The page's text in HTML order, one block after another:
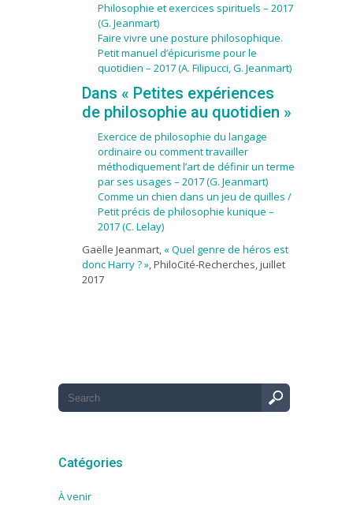
Philosophie et exercices spirituels – 2017
(G. Jeanmart)
Faire vivre une posture philosophique.
Petit manuel d’épicurisme pour le
quotidien – 2017 (A. Filipucci, G. Jeanmart)
Dans « Petites expériences
de philosophie au quotidien »
Exercice de philosophie du langage
ordinaire ou comment travailler
méthodiquement l’art de définir un terme
par ses usages – 2017 (G. Jeanmart)
Comme un chien dans un jeu de quilles /
Petit précis de philosophie kunique –
2017 (C. Lelay)
Gaëlle Jeanmart, « Quel genre de héros est
donc Harry ? », PhiloCité-Recherches, juillet
2017
Catégories
À venir